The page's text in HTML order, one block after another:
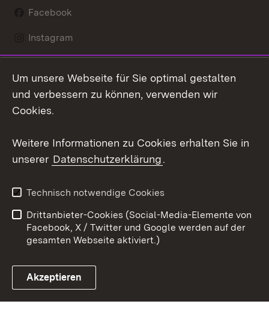
Facebook
Instagram
Mastodon
Youtube
Link zum Landesportal
Kontakt
Datenschutz
Barrierefreiheit
Impressum Cookies
Um unsere Webseite für Sie optimal gestalten
und verbessern zu können, verwenden wir
Cookies.
Weitere Informationen zu Cookies erhalten Sie in
unserer Datenschutzerklärung.
Technisch notwendige Cookies
Drittanbieter-Cookies (Social-Media-Elemente von
Facebook, X / Twitter und Google werden auf der
gesamten Webseite aktiviert.)
Akzeptieren